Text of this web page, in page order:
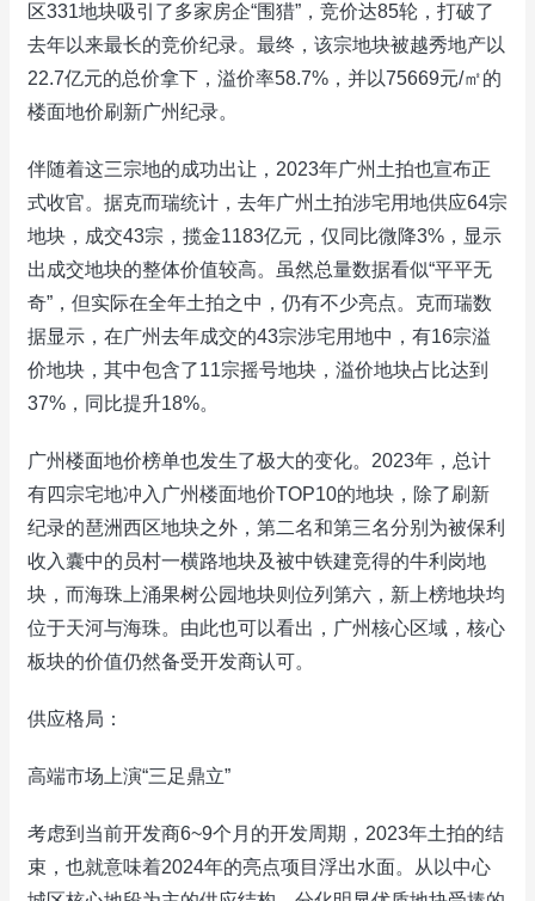
区331地块吸引了多家房企“围猎”，竞价达85轮，打破了
去年以来最长的竞价纪录。最终，该宗地块被越秀地产以
22.7亿元的总价拿下，溢价率58.7%，并以75669元/㎡的
楼面地价刷新广州纪录。
伴随着这三宗地的成功出让，2023年广州土拍也宣布正
式收官。据克而瑞统计，去年广州土拍涉宅用地供应64宗
地块，成交43宗，揽金1183亿元，仅同比微降3%，显示
出成交地块的整体价值较高。虽然总量数据看似“平平无
奇”，但实际在全年土拍之中，仍有不少亮点。克而瑞数
据显示，在广州去年成交的43宗涉宅用地中，有16宗溢
价地块，其中包含了11宗摇号地块，溢价地块占比达到
37%，同比提升18%。
广州楼面地价榜单也发生了极大的变化。2023年，总计
有四宗宅地冲入广州楼面地价TOP10的地块，除了刷新
纪录的琶洲西区地块之外，第二名和第三名分别为被保利
收入囊中的员村一横路地块及被中铁建竞得的牛利岗地
块，而海珠上涌果树公园地块则位列第六，新上榜地块均
位于天河与海珠。由此也可以看出，广州核心区域，核心
板块的价值仍然备受开发商认可。
供应格局：
高端市场上演“三足鼎立”
考虑到当前开发商6~9个月的开发周期，2023年土拍的结
束，也就意味着2024年的亮点项目浮出水面。从以中心